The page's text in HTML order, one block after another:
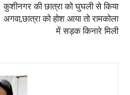
कुशीनगर की छात्रा को घुघली से किया
अगवा,छात्रा को होश आया तो रामकोला
में सड़क किनारे मिली